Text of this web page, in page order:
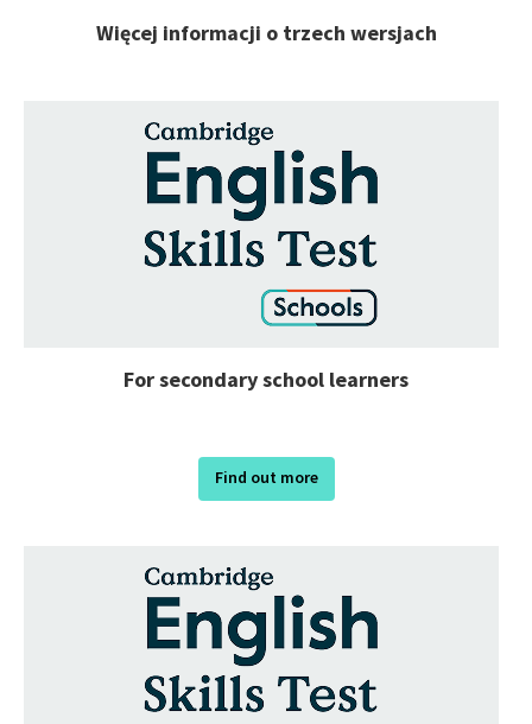
Więcej informacji o trzech wersjach
For secondary school learners
Find out more